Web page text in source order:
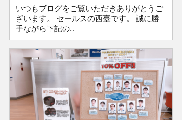
いつもブログをご覧いただきありがとうご
ざいます。 セールスの西臺です。 誠に勝
手ながら下記の...